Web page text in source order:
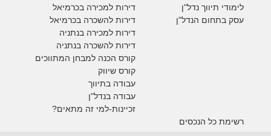
דירות למכירה בכרמיאל
דירות להשכרה בכרמיאל
דירות למכירה בנתניה
דירות להשכרה בנתניה
קורס הכנה למבחן המתווכים
קורס שיווק
עבודה בתיווך
עבודה בנדל"ן
זכיינות-למי זה מתאים?
לימודי תיווך נדל"ן
עסק בתחום הנדל"ן
רשימת כל הנכסים